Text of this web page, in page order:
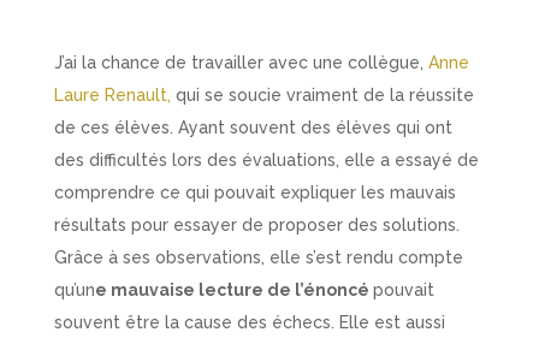
J’ai la chance de travailler avec une collègue, Anne
Laure Renault, qui se soucie vraiment de la réussite
de ces élèves. Ayant souvent des élèves qui ont
des difficultés lors des évaluations, elle a essayé de
comprendre ce qui pouvait expliquer les mauvais
résultats pour essayer de proposer des solutions.
Grâce à ses observations, elle s’est rendu compte
qu’une mauvaise lecture de l’énoncé pouvait
souvent être la cause des échecs. Elle est aussi